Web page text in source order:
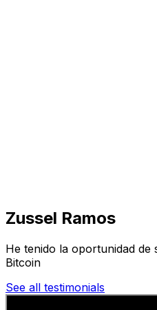
Zussel Ramos
He tenido la oportunidad de
Bitcoin
See all testimonials